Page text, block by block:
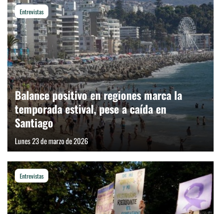
Entrevistas
Balance positivo en regiones marca la
temporada estival, pese a caída en
Santiago
Lunes 23 de marzo de 2026
Entrevistas